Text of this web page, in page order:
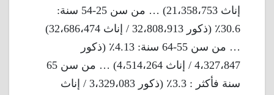
إناث 21،358،753) … من سن 25-54 سنة:
30.6٪ (ذكور 32،808،913 / إناث 32،686،474)
… من سن 55-64 سنة: 4.13٪ (ذكور
4،327،847 / إناث 4،514،264) … من سن 65
سنة فأكثر : 3.3٪ (ذكور 3،329،083 / إناث